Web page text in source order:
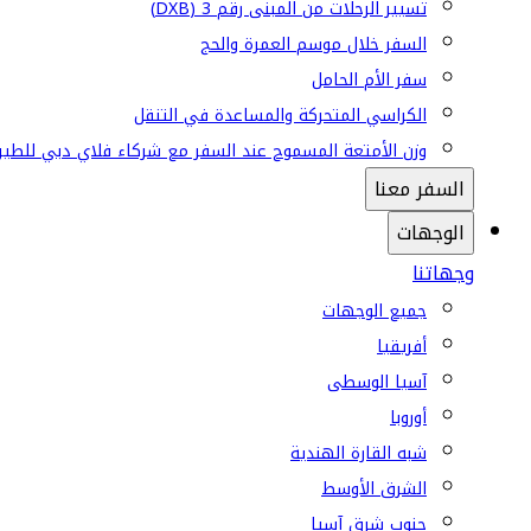
تسيير الرحلات من المبنى رقم 3 (DXB)
السفر خلال موسم العمرة والحج
سفر الأم الحامل
الكراسي المتحركة والمساعدة في التنقل
وزن الأمتعة المسموح عند السفر مع شركاء فلاي دبي
السفر معنا
الوجهات
وجهاتنا
جميع الوجهات
أفريقيا
آسيا الوسطى
أوروبا
شبه القارة الهندية
الشرق الأوسط
جنوب شرق آسيا